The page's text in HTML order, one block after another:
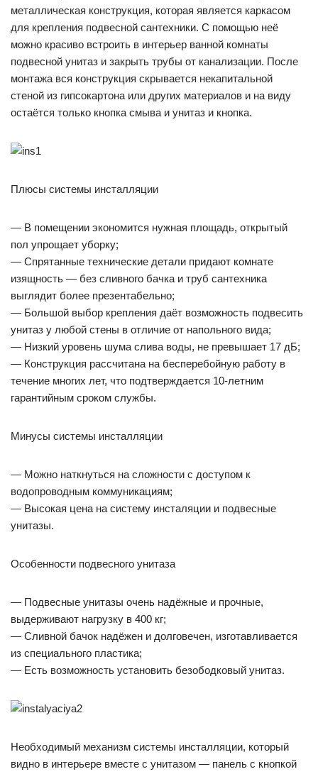
металлическая конструкция, которая является каркасом
для крепления подвесной сантехники. С помощью неё
можно красиво встроить в интерьер ванной комнаты
подвесной унитаз и закрыть трубы от канализации. После
монтажа вся конструкция скрывается некапитальной
стеной из гипсокартона или других материалов и на виду
остаётся только кнопка смыва и унитаз и кнопка.
Плюсы системы инсталляции
— В помещении экономится нужная площадь, открытый
пол упрощает уборку;
— Спрятанные технические детали придают комнате
изящность — без сливного бачка и труб сантехника
выглядит более презентабельно;
— Большой выбор крепления даёт возможность подвесить
унитаз у любой стены в отличие от напольного вида;
— Низкий уровень шума слива воды, не превышает 17 дБ;
— Конструкция рассчитана на бесперебойную работу в
течение многих лет, что подтверждается 10-летним
гарантийным сроком службы.
Минусы системы инсталляции
— Можно наткнуться на сложности с доступом к
водопроводным коммуникациям;
— Высокая цена на систему инсталяции и подвесные
унитазы.
Особенности подвесного унитаза
— Подвесные унитазы очень надёжные и прочные,
выдерживают нагрузку в 400 кг;
— Сливной бачок надёжен и долговечен, изготавливается
из специального пластика;
— Есть возможность установить безободковый унитаз.
Необходимый механизм системы инсталляции, который
видно в интерьере вместе с унитазом — панель с кнопкой